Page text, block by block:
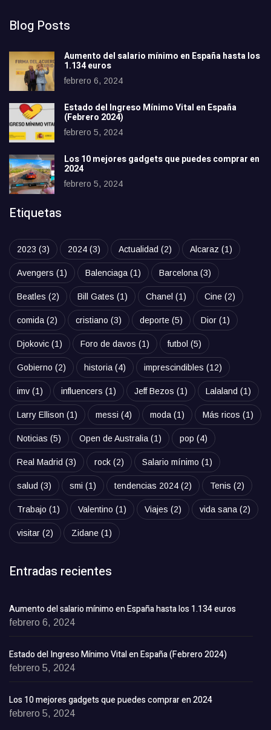
Blog Posts
Aumento del salario mínimo en España hasta los
1.134 euros
febrero 6, 2024
Estado del Ingreso Mínimo Vital en España
(Febrero 2024)
febrero 5, 2024
Los 10 mejores gadgets que puedes comprar en
2024
febrero 5, 2024
Etiquetas
2023 (3) 2024 (3) Actualidad (2) Alcaraz (1)
Avengers (1) Balenciaga (1) Barcelona (3)
Beatles (2) Bill Gates (1) Chanel (1) Cine (2)
comida (2) cristiano (3) deporte (5) Dior (1)
Djokovic (1) Foro de davos (1) futbol (5)
Gobierno (2) historia (4) imprescindibles (12)
imv (1) influencers (1) Jeff Bezos (1) Lalaland (1)
Larry Ellison (1) messi (4) moda (1) Más ricos (1)
Noticias (5) Open de Australia (1) pop (4)
Real Madrid (3) rock (2) Salario mínimo (1)
salud (3) smi (1) tendencias 2024 (2) Tenis (2)
Trabajo (1) Valentino (1) Viajes (2) vida sana (2)
visitar (2) Zidane (1)
Entradas recientes
Aumento del salario mínimo en España hasta los 1.134 euros
febrero 6, 2024
Estado del Ingreso Mínimo Vital en España (Febrero 2024)
febrero 5, 2024
Los 10 mejores gadgets que puedes comprar en 2024
febrero 5, 2024